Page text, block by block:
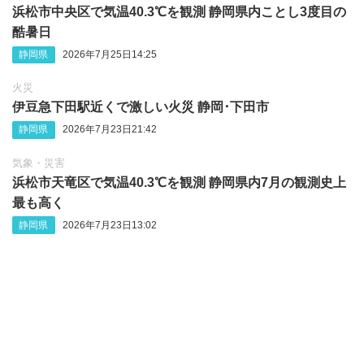
浜松市中央区で気温40.3℃を観測 静岡県内ことし3度目の
酷暑日
静岡県 2026年7月25日14:25
火災
伊豆急下田駅近くで激しい火災 静岡‪･‬下田市
静岡県 2026年7月23日21:42
気象・災害
浜松市天竜区で気温40.3℃を観測 静岡県内7月の観測史上
最も高く
静岡県 2026年7月23日13:02